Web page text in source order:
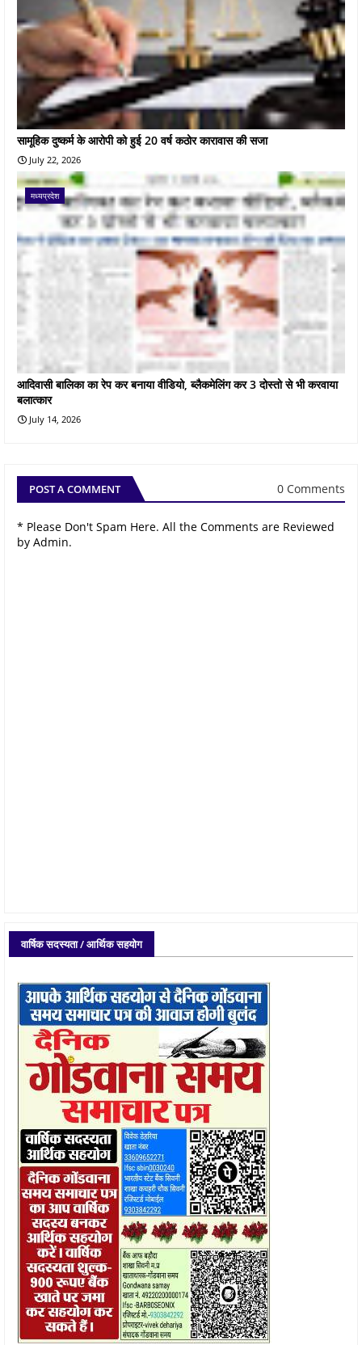
सामूहिक दुष्कर्म के आरोपी को हुई 20 वर्ष कठोर कारावास की सजा
July 22, 2026
मध्यप्रदेश
आदिवासी बालिका का रेप कर बनाया वीडियो, ब्लैकमेलिंग कर 3 दोस्तो से भी करवाया
बलात्कार
July 14, 2026
POST A COMMENT 0 Comments
* Please Don't Spam Here. All the Comments are Reviewed
by Admin.
वार्षिक सदस्यता / आर्थिक सहयोग